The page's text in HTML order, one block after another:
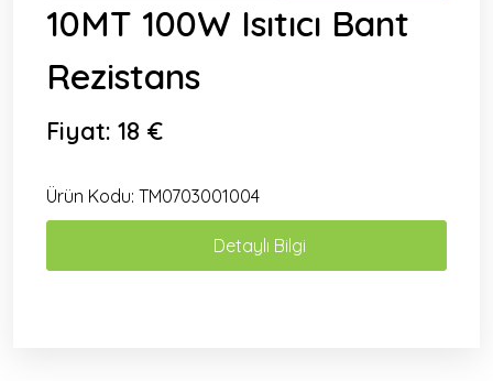
10MT 100W Isıtıcı Bant
Rezistans
Fiyat: 18 €
Ürün Kodu: TM0703001004
Detaylı Bilgi